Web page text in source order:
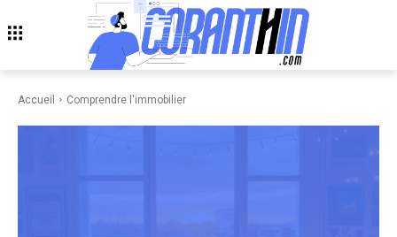
Accueil Comprendre l'immobilier